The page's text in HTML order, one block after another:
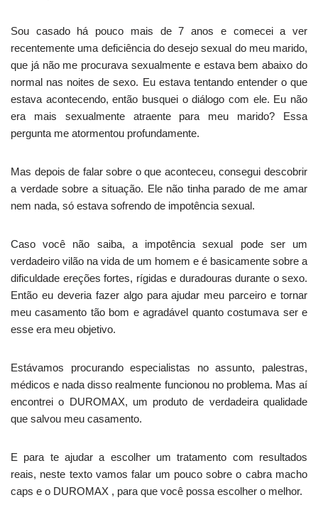
Sou casado há pouco mais de 7 anos e comecei a ver
recentemente uma deficiência do desejo sexual do meu marido,
que já não me procurava sexualmente e estava bem abaixo do
normal nas noites de sexo. Eu estava tentando entender o que
estava acontecendo, então busquei o diálogo com ele. Eu não
era mais sexualmente atraente para meu marido? Essa
pergunta me atormentou profundamente.
Mas depois de falar sobre o que aconteceu, consegui descobrir
a verdade sobre a situação. Ele não tinha parado de me amar
nem nada, só estava sofrendo de impotência sexual.
Caso você não saiba, a impotência sexual pode ser um
verdadeiro vilão na vida de um homem e é basicamente sobre a
dificuldade ereções fortes, rígidas e duradouras durante o sexo.
Então eu deveria fazer algo para ajudar meu parceiro e tornar
meu casamento tão bom e agradável quanto costumava ser e
esse era meu objetivo.
Estávamos procurando especialistas no assunto, palestras,
médicos e nada disso realmente funcionou no problema. Mas aí
encontrei o DUROMAX, um produto de verdadeira qualidade
que salvou meu casamento.
E para te ajudar a escolher um tratamento com resultados
reais, neste texto vamos falar um pouco sobre o cabra macho
caps e o DUROMAX , para que você possa escolher o melhor.